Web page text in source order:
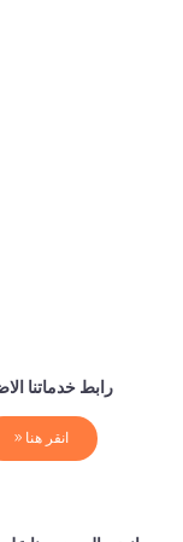
رابط خدماتنا
انقر هنا